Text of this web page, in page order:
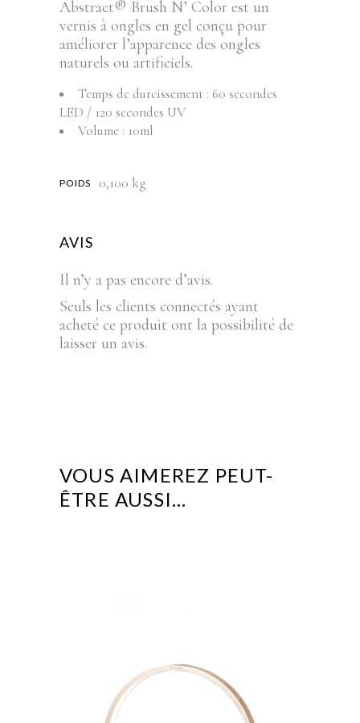
Abstract® Brush N’ Color est un
vernis à ongles en gel conçu pour
améliorer l’apparence des ongles
naturels ou artificiels.
Temps de durcissement : 60 secondes
LED / 120 secondes UV
Volume : 10ml
POIDS 0,100 kg
AVIS
Il n’y a pas encore d’avis.
Seuls les clients connectés ayant
acheté ce produit ont la possibilité de
laisser un avis.
VOUS AIMEREZ PEUT-
ÊTRE AUSSI…